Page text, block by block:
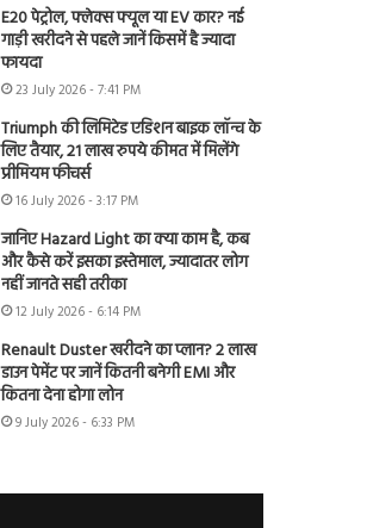
E20 पेट्रोल, फ्लेक्स फ्यूल या EV कार? नई
गाड़ी खरीदने से पहले जानें किसमें है ज्यादा
फायदा
23 July 2026 - 7:41 PM
Triumph की लिमिटेड एडिशन बाइक लॉन्च के
लिए तैयार, 21 लाख रुपये कीमत में मिलेंगे
प्रीमियम फीचर्स
16 July 2026 - 3:17 PM
जानिए Hazard Light का क्या काम है, कब
और कैसे करें इसका इस्तेमाल, ज्यादातर लोग
नहीं जानते सही तरीका
12 July 2026 - 6:14 PM
Renault Duster खरीदने का प्लान? 2 लाख
डाउन पेमेंट पर जानें कितनी बनेगी EMI और
कितना देना होगा लोन
9 July 2026 - 6:33 PM